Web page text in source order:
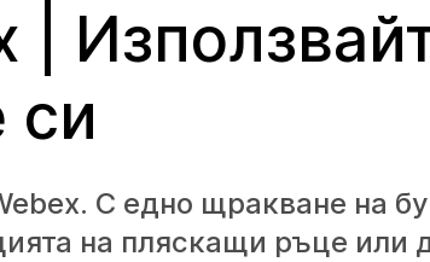
|
си
С едно щракване на
на пляскащи ръце или